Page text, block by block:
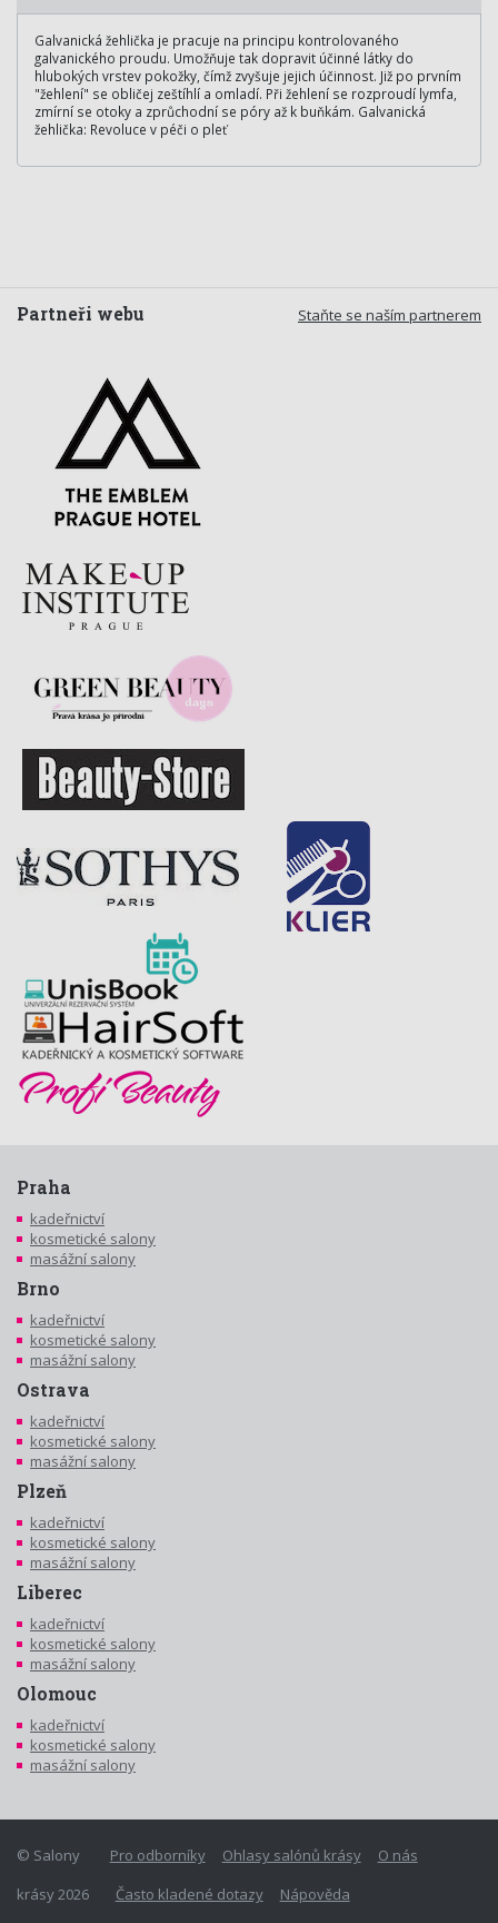
Galvanická žehlička je pracuje na principu kontrolovaného
galvanického proudu. Umožňuje tak dopravit účinné látky do
hlubokých vrstev pokožky, čímž zvyšuje jejich účinnost. Již po prvním
"žehlení" se obličej zeštíhlí a omladí. Při žehlení se rozproudí lymfa,
zmírní se otoky a zprůchodní se póry až k buňkám. Galvanická
žehlička: Revoluce v péči o pleť
Staňte se naším partnerem
Partneři webu
Praha
kadeřnictví
kosmetické salony
masážní salony
Brno
kadeřnictví
kosmetické salony
masážní salony
Ostrava
kadeřnictví
kosmetické salony
masážní salony
Plzeň
kadeřnictví
kosmetické salony
masážní salony
Liberec
kadeřnictví
kosmetické salony
masážní salony
Olomouc
kadeřnictví
kosmetické salony
masážní salony
Pro odborníky Ohlasy salónů krásy
O nás
Často kladené dotazy
Nápověda
© Salony
krásy 2026